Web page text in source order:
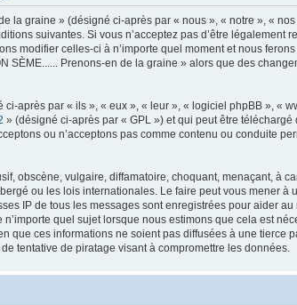
la graine » (désigné ci-après par « nous », « notre », «
suivantes. Si vous n’acceptez pas d’être
modifier celles-ci à n’importe quel moment et nous
SÈME...... Prenons-en de la graine » alors que des
après par « ils », « eux », « leur », « logiciel phpBB », «
» (désigné ci-après par « GPL ») et qui peut être téléchargé
ou n’acceptons pas comme contenu ou conduite
obscène, vulgaire, diffamatoire, choquant, menaçant, à
ou les lois internationales. Le faire peut vous mener
IP de tous les messages sont enregistrées pour aider
quel sujet lorsque nous estimons que cela est
que ces informations ne soient pas diffusées à une tierce
tentative de piratage visant à compromettre les données.